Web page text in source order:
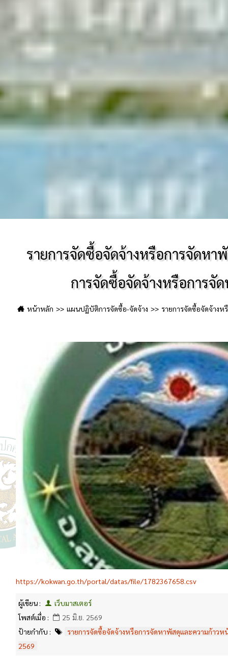
รายการจัดซื้อจัดจ้างหรือการจัดหา
การจัดซื้อจัดจ้างหรือการจั
หน้าหลัก แผนปฏิบัติการจัดซื้อ-จัดจ้าง
รายการจัดซื้อจัดจ้าง
https://kokwan.go.th/portal/datas/file/1782367658.csv
ผู้เขียน :
เว็บมาสเตอร์
โพสต์เมื่อ :
25 มิ.ย. 2569
ป้ายกำกับ :
รายการจัดซื้อจัดจ้างหรือการจัดหาพัสดุและความก้าว
2569